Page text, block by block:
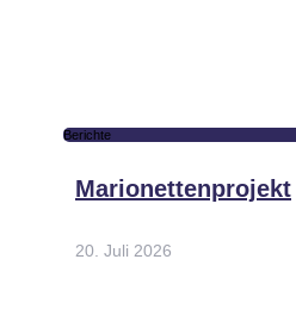
Berichte
Marionettenprojekt
20. Juli 2026